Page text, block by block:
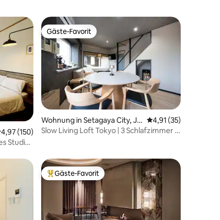
Bewertungen
Bewertung: 4,97 von 5, 150 Bewertungen
4,97 (150)
Studio,
Gäste-Favorit
Gäste-Favorit
Wohnung in Setagaya City, Ja
pan
Durchschnittliche
4,91 (35)
Slow Living Loft Tokyo | 3 Schlafzimmer |
Beliebter Gäste-Favorit.
Gäste-Favorit